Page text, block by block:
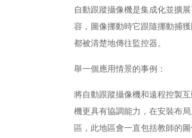
自動跟蹤攝像機是集成化並擴
容，圖像挪動時它跟隨挪動捕
都被清楚地傳往監控器。
舉一個應用情景的事例：
將自動跟蹤攝像機和遠程控製
機更具有協調能力，在安裝布
區，此地區會一直包括教師的